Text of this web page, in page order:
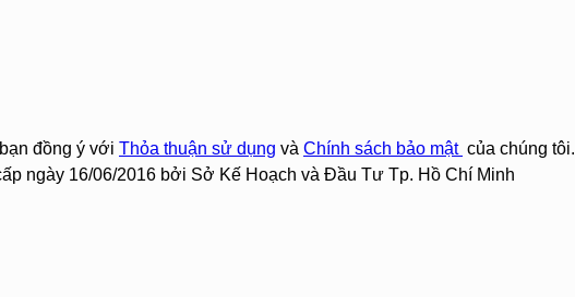
đồng ý với Thỏa thuận sử dụng và Chính sách bảo mật của chúng tôi.
ngày 16/06/2016 bởi Sở Kế Hoạch và Đầu Tư Tp. Hồ Chí Minh